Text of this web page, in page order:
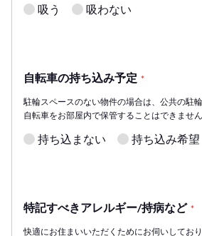
吸う 吸わない
自転車の持ち込み予定 *
駐輪スペースのない物件の場合は、公共の駐
自転車をお部屋内で保管することはできません
持ち込まない 持ち込み希望
特記すべきアレルギー/持病など *
快適にお住まいいただくためにお伺いしており